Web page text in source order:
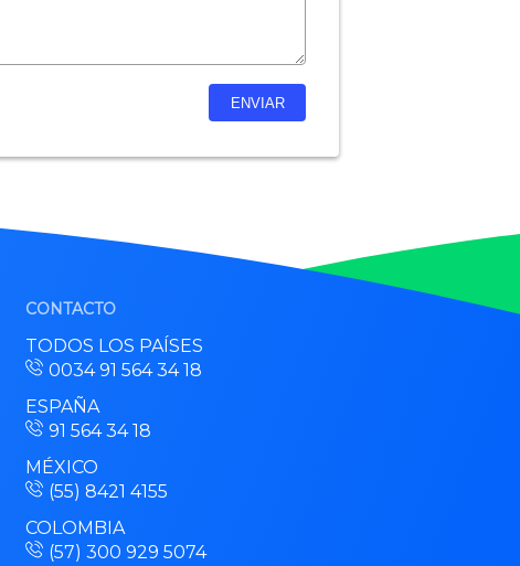
CONTACTO
TODOS LOS PAÍSES
0034 91 564 34 18
ESPAÑA
91 564 34 18
MÉXICO
(55) 8421 4155
COLOMBIA
(57) 300 929 5074